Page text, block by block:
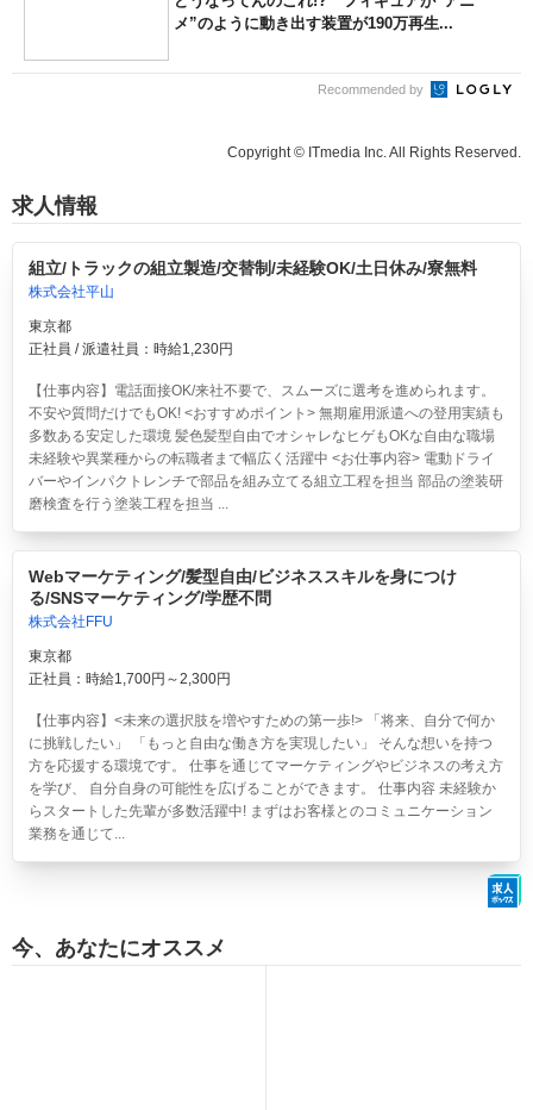
メ”のように動き出す装置が190万再生...
Recommended by
Copyright © ITmedia Inc. All Rights Reserved.
求人情報
組立/トラックの組立製造/交替制/未経験OK/土日休み/寮無料
株式会社平山
東京都
正社員 / 派遣社員：時給1,230円
【仕事内容】電話面接OK/来社不要で、スムーズに選考を進められます。
不安や質問だけでもOK! <おすすめポイント> 無期雇用派遣への登用実績も
多数ある安定した環境 髪色髪型自由でオシャレなヒゲもOKな自由な職場
未経験や異業種からの転職者まで幅広く活躍中 <お仕事内容> 電動ドライ
バーやインパクトレンチで部品を組み立てる組立工程を担当 部品の塗装研
磨検査を行う塗装工程を担当 ...
Webマーケティング/髪型自由/ビジネススキルを身につけ
る/SNSマーケティング/学歴不問
株式会社FFU
東京都
正社員：時給1,700円～2,300円
【仕事内容】<未来の選択肢を増やすための第一歩!> 「将来、自分で何か
に挑戦したい」 「もっと自由な働き方を実現したい」 そんな想いを持つ
方を応援する環境です。 仕事を通じてマーケティングやビジネスの考え方
を学び、 自分自身の可能性を広げることができます。 仕事内容 未経験か
らスタートした先輩が多数活躍中! まずはお客様とのコミュニケーション
業務を通じて...
今、あなたにオススメ